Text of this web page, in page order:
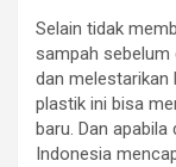
Selain tidak
sampah
dan melestarikan
plastik ini bisa
baru. Dan
Indonesia